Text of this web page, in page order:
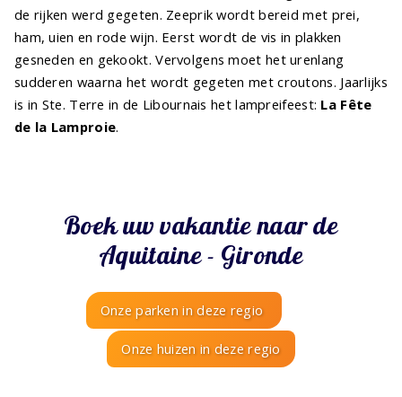
de rijken werd gegeten. Zeeprik wordt bereid met prei,
ham, uien en rode wijn. Eerst wordt de vis in plakken
gesneden en gekookt. Vervolgens moet het urenlang
sudderen waarna het wordt gegeten met croutons. Jaarlijks
is in Ste. Terre in de Libournais het lampreifeest: La Fête
de la Lamproie.
Boek uw vakantie naar de
Aquitaine - Gironde
Onze parken in deze regio
Onze huizen in deze regio